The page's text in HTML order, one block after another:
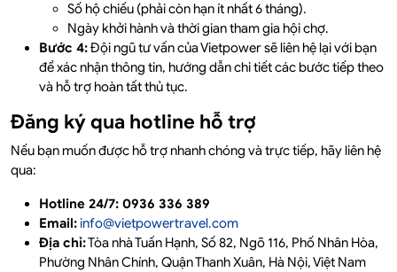
Số hộ chiếu (phải còn hạn ít nhất 6 tháng).
Ngày khởi hành và thời gian tham gia hội chợ.
Bước 4:Đội ngũ tư vấn của Vietpower sẽ liên hệ lại với bạn
để xác nhận thông tin, hướng dẫn chi tiết các bước tiếp theo
và hỗ trợ hoàn tất thủ tục.
Đăng ký qua hotline hỗ trợ
Nếu bạn muốn được hỗ trợ nhanh chóng và trực tiếp, hãy liên hệ
qua:
Hotline 24/7: 0936 336 389
Email: info@vietpowertravel.com
Địa chỉ:Tòa nhà Tuấn Hạnh, Số 82, Ngõ 116, Phố Nhân Hòa,
Phường Nhân Chính, Quận Thanh Xuân, Hà Nội, Việt Nam